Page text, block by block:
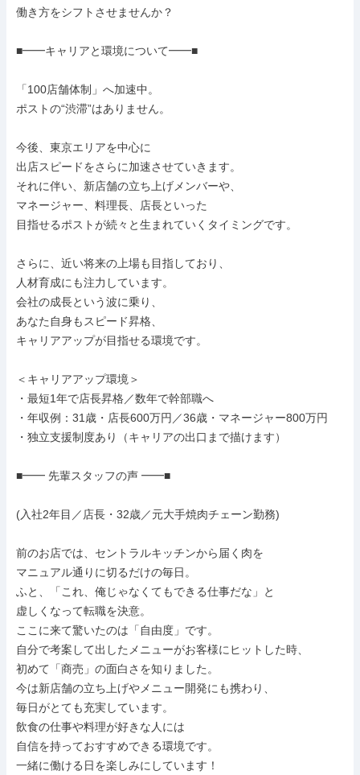
働き方をシフトさせませんか？
■━━キャリアと環境について━━■
「100店舗体制」へ加速中。
ポストの“渋滞”はありません。
今後、東京エリアを中心に
出店スピードをさらに加速させていきます。
それに伴い、新店舗の立ち上げメンバーや、
マネージャー、料理長、店長といった
目指せるポストが続々と生まれていくタイミングです。
さらに、近い将来の上場も目指しており、
人材育成にも注力しています。
会社の成長という波に乗り、
あなた自身もスピード昇格、
キャリアアップが目指せる環境です。
＜キャリアアップ環境＞
・最短1年で店長昇格／数年で幹部職へ
・年収例：31歳・店長600万円／36歳・マネージャー800万円
・独立支援制度あり（キャリアの出口まで描けます）
■━━ 先輩スタッフの声 ━━■
(入社2年目／店長・32歳／元大手焼肉チェーン勤務)
前のお店では、セントラルキッチンから届く肉を
マニュアル通りに切るだけの毎日。
ふと、「これ、俺じゃなくてもできる仕事だな」と
虚しくなって転職を決意。
ここに来て驚いたのは「自由度」です。
自分で考案して出したメニューがお客様にヒットした時、
初めて「商売」の面白さを知りました。
今は新店舗の立ち上げやメニュー開発にも携わり、
毎日がとても充実しています。
飲食の仕事や料理が好きな人には
自信を持っておすすめできる環境です。
一緒に働ける日を楽しみにしています！